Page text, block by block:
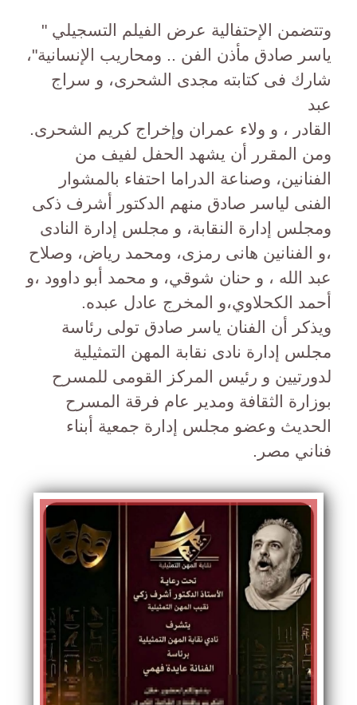
وتتضمن الإحتفالية عرض الفيلم التسجيلي "
ياسر صادق مأذن الفن .. ومحاريب الإنسانية"،
شارك فى كتابته مجدى الشحرى، و سراج
عبد
القادر ، و ولاء عمران وإخراج كريم الشحرى.
ومن المقرر أن يشهد الحفل لفيف من
الفنانين، وصناعة الدراما احتفاء بالمشوار
الفنى لياسر صادق منهم الدكتور أشرف ذكى
ومجلس إدارة النقابة، و مجلس إدارة النادى
،و الفنانين هانى رمزى، ومحمد رياض، وصلاح
عبد الله ، و حنان شوقي، و محمد أبو داوود ،و
أحمد الكحلاوي،و المخرج عادل عبده.
ويذكر أن الفنان ياسر صادق تولى رئاسة
مجلس إدارة نادى نقابة المهن التمثيلية
لدورتيين و رئيس المركز القومى للمسرح
بوزارة الثقافة ومدير عام فرقة المسرح
الحديث وعضو مجلس إدارة جمعية أبناء
فناني مصر.